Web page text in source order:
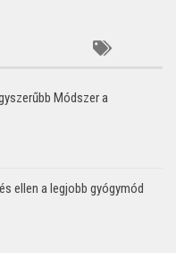
Módszer a
ellen a legjobb gyógymód